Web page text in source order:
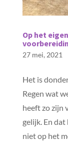
Op het
27 mei, 2021
Het is
Regen wat
heeft zo zijn
gelijk. En
niet op het